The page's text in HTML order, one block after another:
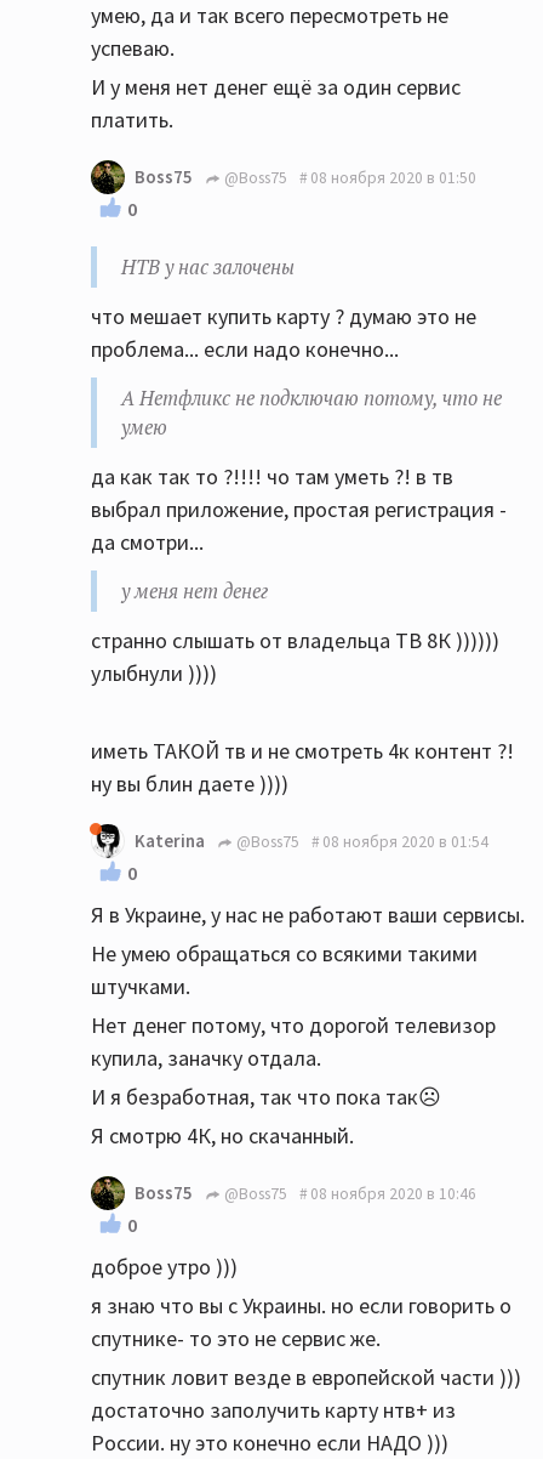
умею, да и так всего пересмотреть не
успеваю.
И у меня нет денег ещё за один сервис
платить.
Boss75 @Boss75 08 ноября 2020 в 01:50
0
НТВ у нас залочены
что мешает купить карту ? думаю это не
проблема... если надо конечно...
А Нетфликс не подключаю потому, что не
умею
да как так то ?!!!! чо там уметь ?! в тв
выбрал приложение, простая регистрация -
да смотри...
у меня нет денег
странно слышать от владельца ТВ 8К ))))))
улыбнули ))))
иметь ТАКОЙ тв и не смотреть 4к контент ?!
ну вы блин даете ))))
Katerina @Boss75 08 ноября 2020 в 01:54
0
Я в Украине, у нас не работают ваши сервисы.
Не умею обращаться со всякими такими
штучками.
Нет денег потому, что дорогой телевизор
купила, заначку отдала.
И я безработная, так что пока так☹️
Я смотрю 4К, но скачанный.
Boss75 @Boss75 08 ноября 2020 в 10:46
0
доброе утро )))
я знаю что вы с Украины. но если говорить о
спутнике- то это не сервис же.
спутник ловит везде в европейской части )))
достаточно заполучить карту нтв+ из
России. ну это конечно если НАДО )))